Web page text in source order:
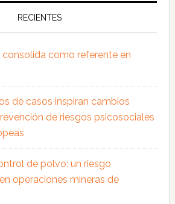
RECIENTES
consolida como referente en
de casos inspiran cambios
de riesgos psicosociales
de polvo: un riesgo
operaciones mineras de